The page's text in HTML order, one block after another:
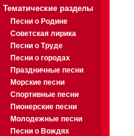
Тематические разделы
Песни о Родине
Советская лирика
Песни о Труде
Песни о городах
Праздничные песни
Морские песни
Спортивные песни
Пионерские песни
Молодежные песни
Песни о Вождях